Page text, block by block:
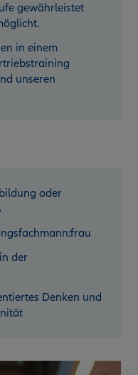
gewährleistet
in einem
unseren
oder
der
Denken und